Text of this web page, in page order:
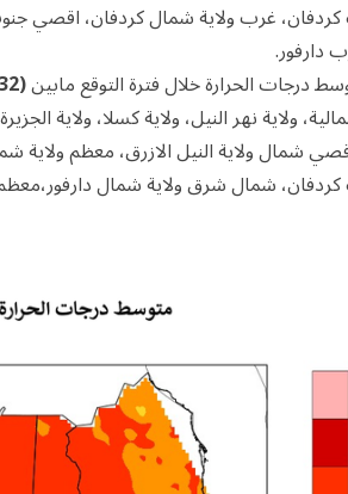
غرب ولاية شمال كردفان، اقصي
دارفور.
درجات الحرارة خلال فترة التوقع مابين(32-36) درجة مئوية
ولاية نهر النيل، ولاية كسلا، ولاية
شمال ولاية النيل الازرق، معظم
شمال شرق ولاية شمال